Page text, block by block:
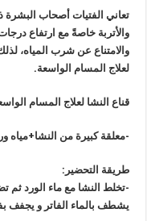
تعاني الفتيات أصحاب البشرة
والأتربة خاصةً مع ارتفاع
والامتناع عن شرب المياه،
لعلاج المسام الواسعة.
قناع النشا لعلاج المسام
-معلقة كبيرة من النشا+مياه
طريقة التحضير:
يشطف بالماء الفاتر و يجفف